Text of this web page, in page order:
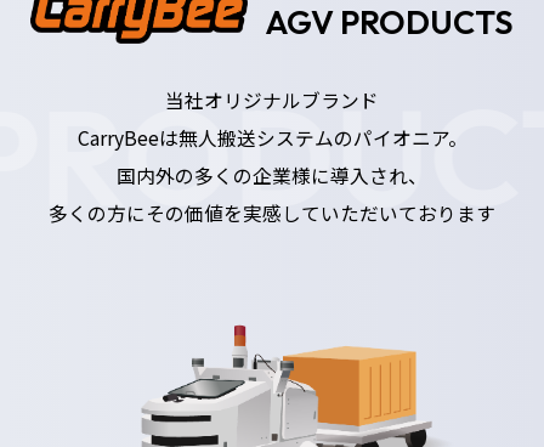
AGV PRODUCTS
当社オリジナルブランド
CarryBeeは無人搬送システムのパイオニア。
国内外の多くの企業様に導入され、
多くの方にその価値を実感していただいております